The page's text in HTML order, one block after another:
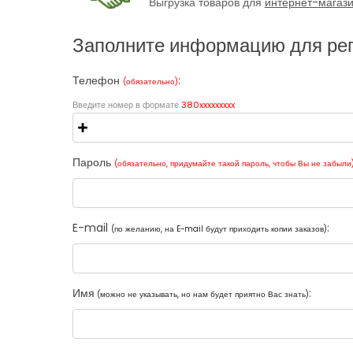
Заполните информацию для
Телефон (обязательно):
Введите номер в формате380xxxxxxxxx
Пароль (обязательно, придумайте такой пароль, чтобы Вы не забыли)
E-mail (по желанию, на E-mail будут приходить копии заказов):
Имя (можно не указывать, но нам будет приятно Вас знать):